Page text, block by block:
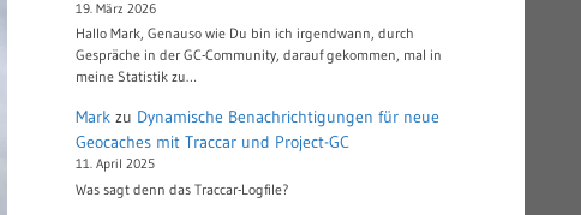
19. März 2026
Hallo Mark, Genauso wie Du bin ich irgendwann, durch
Gespräche in der GC-Community, darauf gekommen, mal in
meine Statistik zu…
Mark zu Dynamische Benachrichtigungen für neue
Geocaches mit Traccar und Project-GC
11. April 2025
Was sagt denn das Traccar-Logfile?